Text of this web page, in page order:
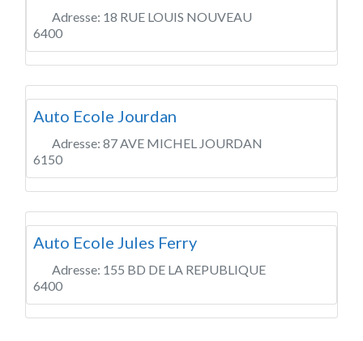
Adresse: 18 RUE LOUIS NOUVEAU
6400
Auto Ecole Jourdan
Adresse: 87 AVE MICHEL JOURDAN
6150
Auto Ecole Jules Ferry
Adresse: 155 BD DE LA REPUBLIQUE
6400